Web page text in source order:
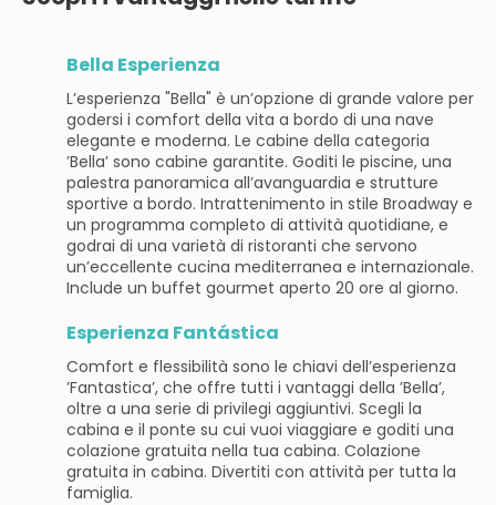
Bella Esperienza
L’esperienza "Bella" è un’opzione di grande valore per
godersi i comfort della vita a bordo di una nave
elegante e moderna. Le cabine della categoria
’Bella’ sono cabine garantite. Goditi le piscine, una
palestra panoramica all’avanguardia e strutture
sportive a bordo. Intrattenimento in stile Broadway e
un programma completo di attività quotidiane, e
godrai di una varietà di ristoranti che servono
un’eccellente cucina mediterranea e internazionale.
Include un buffet gourmet aperto 20 ore al giorno.
Esperienza Fantástica
Comfort e flessibilità sono le chiavi dell’esperienza
’Fantastica’, che offre tutti i vantaggi della ’Bella’,
oltre a una serie di privilegi aggiuntivi. Scegli la
cabina e il ponte su cui vuoi viaggiare e goditi una
colazione gratuita nella tua cabina. Colazione
gratuita in cabina. Divertiti con attività per tutta la
famiglia.